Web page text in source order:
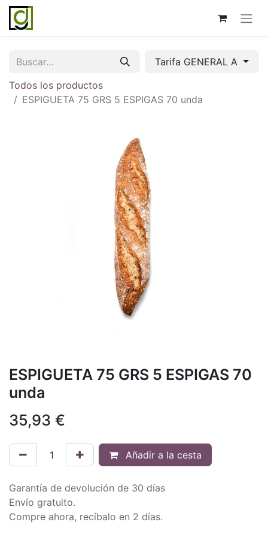
Tarifa GENERAL A
Todos los productos
ESPIGUETA 75 GRS 5 ESPIGAS 70 unda
ESPIGUETA 75 GRS 5 ESPIGAS 70
unda
35,93 €
Añadir a la cesta
Garantía de devolución de 30 días
Envío gratuito.
Compre ahora, recíbalo en 2 días.